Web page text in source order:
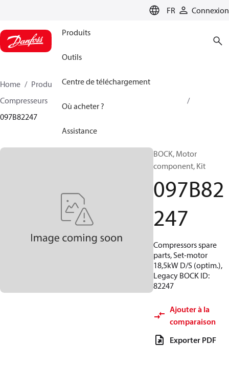
FR Connexion
Produits
Outils
Centre de téléchargement
Où acheter ?
Assistance
Home Produits
Climate Solutions - chauffage
Compresseurs
097B82247
BOCK, Motor
component, Kit
097B82
247
Compressors spare
parts, Set-motor
18,5kW D/S (optim.),
Legacy BOCK ID:
82247
Ajouter à la
comparaison
Exporter PDF